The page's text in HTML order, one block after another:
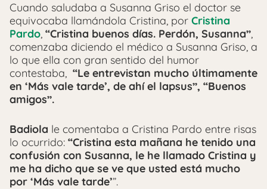
Cuando saludaba a Susanna Griso el doctor se
equivocaba llamándola Cristina, por Cristina
Pardo, “Cristina buenos días. Perdón, Susanna”,
comenzaba diciendo el médico a Susanna Griso, a
lo que ella con gran sentido del humor
contestaba, “Le entrevistan mucho últimamente
en ‘Más vale tarde’, de ahí el lapsus”, “Buenos
amigos”.
Badiola le comentaba a Cristina Pardo entre risas
lo ocurrido: “Cristina esta mañana he tenido una
confusión con Susanna, le he llamado Cristina y
me ha dicho que se ve que usted está mucho
por ‘Más vale tarde’”.